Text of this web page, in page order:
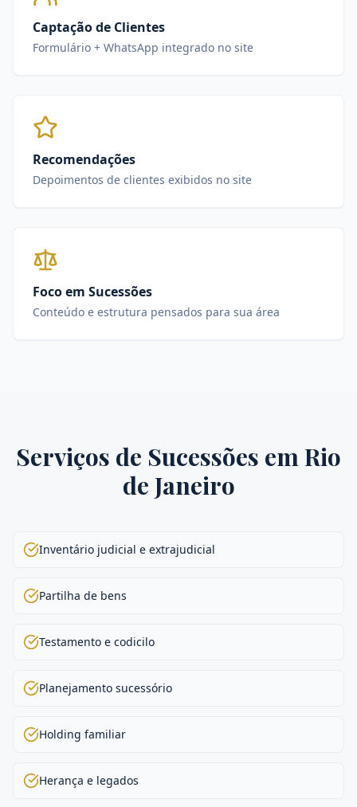
Captação de Clientes
Formulário + WhatsApp integrado no site
Recomendações
Depoimentos de clientes exibidos no site
Foco em Sucessões
Conteúdo e estrutura pensados para sua área
Serviços de Sucessões emRio
de Janeiro
Inventário judicial e extrajudicial
Partilha de bens
Testamento e codicilo
Planejamento sucessório
Holding familiar
Herança e legados